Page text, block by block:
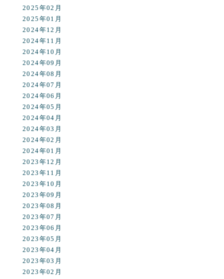
2025年02月
2025年01月
2024年12月
2024年11月
2024年10月
2024年09月
2024年08月
2024年07月
2024年06月
2024年05月
2024年04月
2024年03月
2024年02月
2024年01月
2023年12月
2023年11月
2023年10月
2023年09月
2023年08月
2023年07月
2023年06月
2023年05月
2023年04月
2023年03月
2023年02月